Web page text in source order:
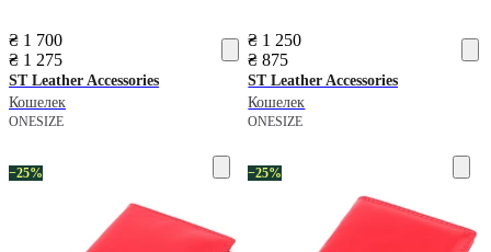
₴ 1 700
₴ 1 275
ST Leather Accessories
Кошелек
ONESIZE
₴ 1 250
₴ 875
ST Leather Accessories
Кошелек
ONESIZE
−25% −25%